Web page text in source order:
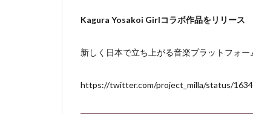
Kagura Yosakoi Girlコラボ作品をリリース
新しく日本で立ち上がる音楽プラットフォ
https://twitter.com/project_milla/status/